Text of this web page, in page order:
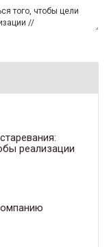
реализации